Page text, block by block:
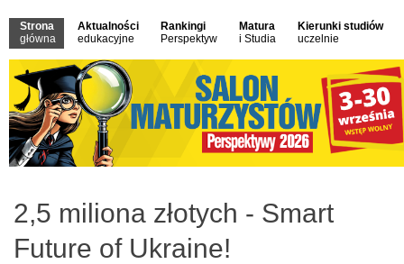
Strona
główna
Aktualności
edukacyjne
Rankingi
Perspektyw
Matura
i Studia
Kierunki studiów
uczelnie
2,5 miliona złotych - Smart
Future of Ukraine!